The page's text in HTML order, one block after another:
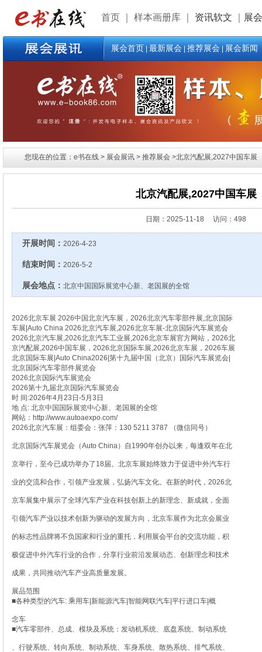
首页 样本画册库 资讯软文 展
展会首页|最新展会|推荐展会|展会新闻
您现在的位置：e书在线 > 展会展讯 > 推荐展会 >北京汽配展,2027中国车展
北京汽配展,2027中国车展
日期： 2025-11-18 访问：498
开展时间： 2026-4-23
结束时间： 2026-5-2
展会地点： 北京中国国际展览中心新、老国展的全馆
2026北京车展 2026中国北京汽车展，2026北京汽车零部件展,北京国际
车展|Auto China 2026北京汽车展,2026北京车展-北京国际汽车展览会
2026北京汽车展,2026北京汽车工业展,2026北京车展官方网站，2026北
京汽配展,2026中国车展，2026北京国际车展,2026北京车展，2026车展
北京国际车展|Auto China2026|第十九届中国（北京）国际汽车展览会|
北京国际汽车零部件展览会
2026北京国际汽车展览会
2026第十九届北京国际汽车展览会
时 间:2026年4月23日-5月3日
地 点: 北京中国国际展览中心新、老国展的全馆
网站：http://www.autoaexpo.com/
2026北京汽车展：组委会：张萍：130 5211 3787 （微信同号）
北京国际汽车展览会（Auto China）自1990年创办以来，每逢双年在北
京举行，至今已成功举办了18届。北京车展始终致力于促进中外汽车行
业的交流和合作，引领产业发展，弘扬汽车文化。在新的时代，2026北
京车展集中展示了全球汽车产业在科技创新上的新理念、新成就，全面
引领汽车产业以技术创新为驱动的发展方向，北京车展作为北京会展业
的标志性品牌将不负国家和行业的重托，利用展会平台的交流功能，积
极促进中外汽车行业的合作，分享行业前沿发展动态、创新理念和技术
成果，共同推动汽车产业高质量发展。
展品范围
■各种类型的汽车: 乘用车|新能源汽车|智能网联汽车|平行进口车|概
念车
■汽车零部件、总成、模块及系统：发动机系统、底盘系统、制动系统
、行驶系统、转向系统、制动系统、车身系统、散热系统、排气系统、